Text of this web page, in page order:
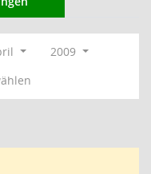
2009